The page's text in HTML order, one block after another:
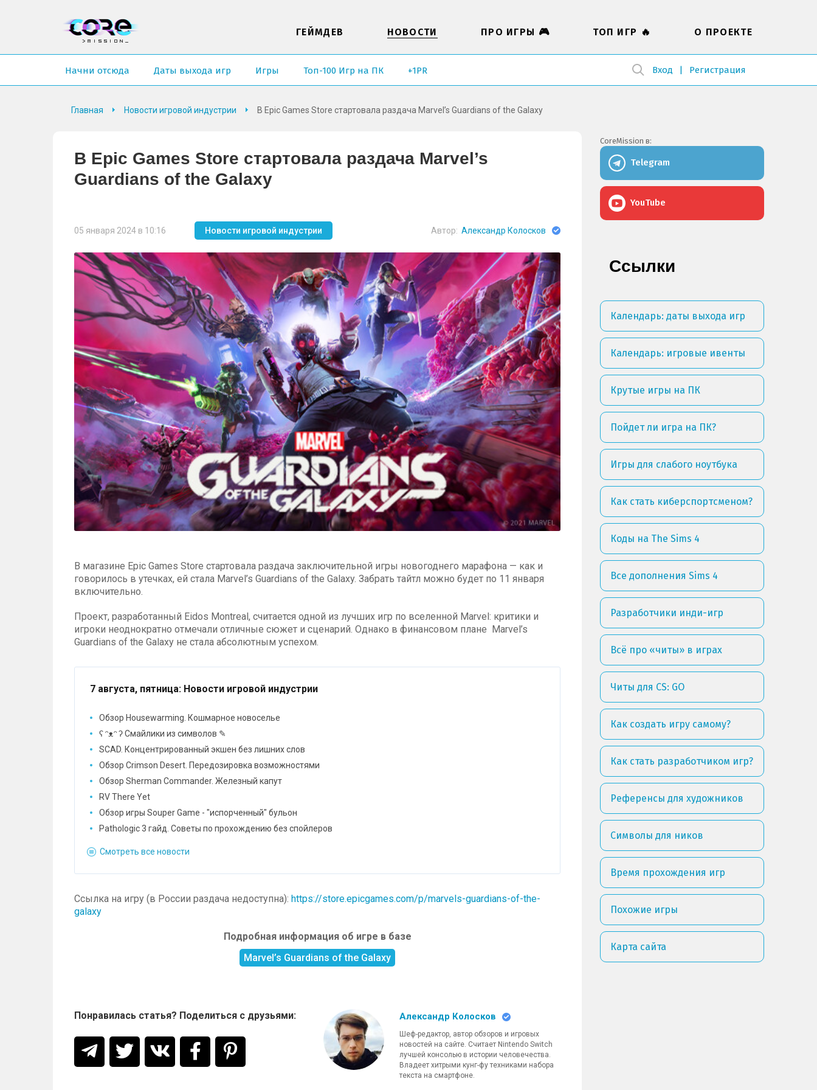
Вход Регистрация
ГЕЙМДЕВ НОВОСТИ ПРО ИГРЫ 🎮 ТОП ИГР 🔥 О ПРОЕКТЕ
Начни отсюда Даты выхода игр Игры Топ-100 Игр на ПК +1PR
Главная Новости игровой индустрии В Epic Games Store стартовала раздача Marvel’s Guardians of the Galaxy
В Epic Games Store стартовала раздача Marvel’s
Guardians of the Galaxy
05 января 2024 в 10:16 Новости игровой индустрии Автор: Александр Колосков
В магазине Epic Games Store стартовала раздача заключительной игры новогоднего марафона — как и
говорилось в утечках, ей стала Marvel’s Guardians of the Galaxy. Забрать тайтл можно будет по 11 января
включительно.
Проект, разработанный Eidos Montreal, считается одной из лучших игр по вселенной Marvel: критики и
игроки неоднократно отмечали отличные сюжет и сценарий. Однако в финансовом плане Marvel’s
Guardians of the Galaxy не стала абсолютным успехом.
7 августа, пятница: Новости игровой индустрии
Обзор Housewarming. Кошмарное новоселье
ʕ ᵔᴥᵔ ʔ Смайлики из символов ✎
SCAD. Концентрированный экшен без лишних слов
Обзор Crimson Desert. Передозировка возможностями
Обзор Sherman Commander. Железный капут
RV There Yet
Обзор игры Souper Game - "испорченный" бульон
Pathologic 3 гайд. Советы по прохождению без спойлеров
Смотреть все новости
Ссылка на игру (в России раздача недоступна): https://store.epicgames.com/p/marvels-guardians-of-the-
galaxy
Подробная информация об игре в базе
Marvel’s Guardians of the Galaxy
Понравилась статья? Поделиться с друзьями: Александр Колосков
Шеф-редактор, автор обзоров и игровых
новостей на сайте. Считает Nintendo Switch
лучшей консолью в истории человечества.
Владеет хитрыми кунг-фу техниками набора
текста на смартфоне.
CoreMission в:
Telegram
YouTube
Ссылки
Календарь: даты выхода игр
Календарь: игровые ивенты
Крутые игры на ПК
Пойдет ли игра на ПК?
Игры для слабого ноутбука
Как стать киберспортсменом?
Коды на The Sims 4
Все дополнения Sims 4
Разработчики инди-игр
Всё про «читы» в играх
Читы для CS: GO
Как создать игру самому?
Как стать разработчиком игр?
Референсы для художников
Символы для ников
Время прохождения игр
Похожие игры
Карта сайта